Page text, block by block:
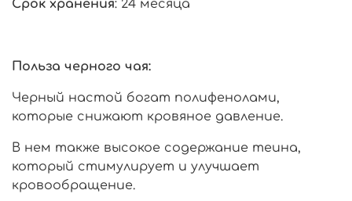
Срок хранения: 24 месяца
Польза черного чая:
Черный настой богат полифенолами,
которые снижают кровяное давление.
В нем также высокое содержание теина,
который стимулирует и улучшает
кровообращение.